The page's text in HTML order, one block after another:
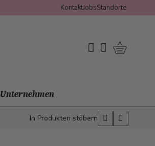
KontaktJobsStandorte
My Wishlist
Mein Konto
Unternehmen
In Produkten stöbern